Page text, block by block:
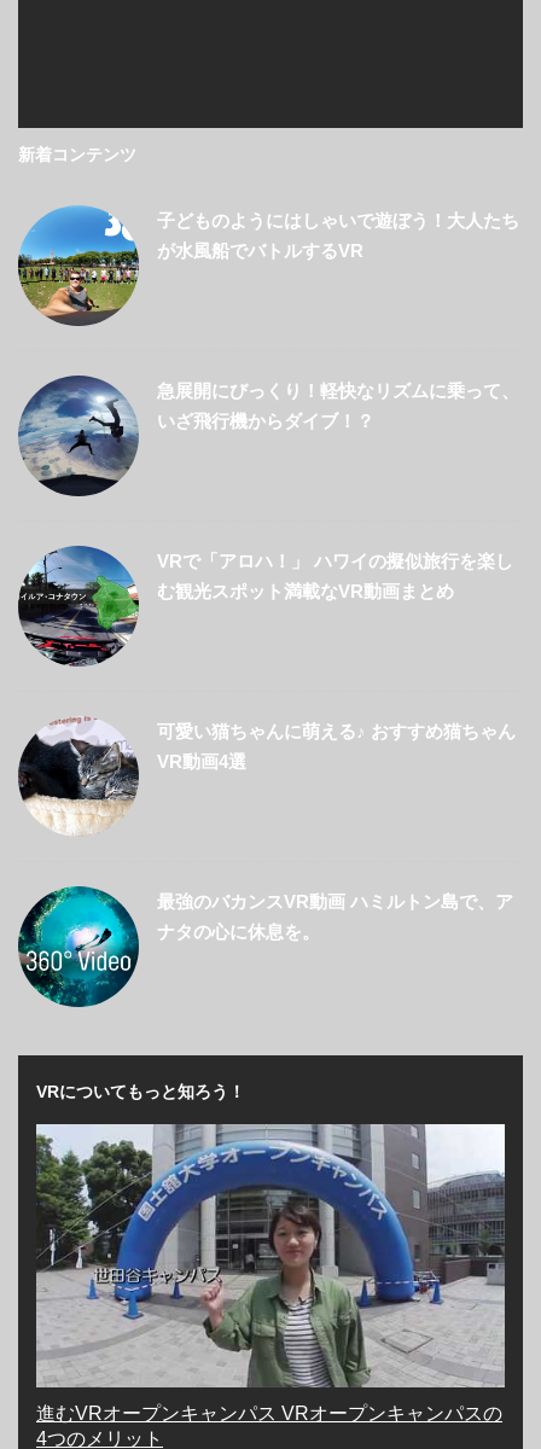
新着コンテンツ
子どものようにはしゃいで遊ぼう！大人たち
が水風船でバトルするVR
急展開にびっくり！軽快なリズムに乗って、
いざ飛行機からダイブ！？
VRで「アロハ！」 ハワイの擬似旅行を楽し
む観光スポット満載なVR動画まとめ
可愛い猫ちゃんに萌える♪ おすすめ猫ちゃん
VR動画4選
最強のバカンスVR動画 ハミルトン島で、ア
ナタの心に休息を。
VRについてもっと知ろう！
進むVRオープンキャンパス VRオープンキャンパスの
4つのメリット